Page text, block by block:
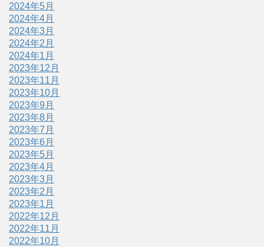
2024年5月
2024年4月
2024年3月
2024年2月
2024年1月
2023年12月
2023年11月
2023年10月
2023年9月
2023年8月
2023年7月
2023年6月
2023年5月
2023年4月
2023年3月
2023年2月
2023年1月
2022年12月
2022年11月
2022年10月